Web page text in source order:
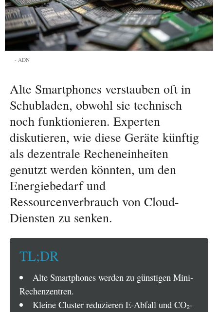
ADN
Alte Smartphones verstauben oft in
Schubladen, obwohl sie technisch
noch funktionieren. Experten
diskutieren, wie diese Geräte künftig
als dezentrale Recheneinheiten
genutzt werden könnten, um den
Energiebedarf und
Ressourcenverbrauch von Cloud-
Diensten zu senken.
TL;DR
Alte Smartphones werden zu günstigen Mini-
Rechenzentren.
Kleine Cluster reduzieren E-Abfall und CO₂-